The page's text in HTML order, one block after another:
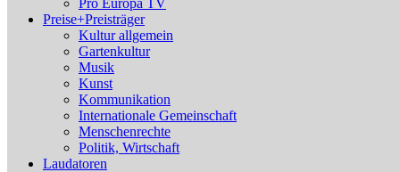
Pro Europa TV
Preise+Preisträger
Kultur allgemein
Gartenkultur
Musik
Kunst
Kommunikation
Internationale Gemeinschaft
Menschenrechte
Politik, Wirtschaft
Laudatoren